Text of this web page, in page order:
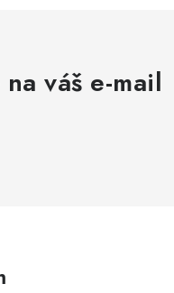
váš e-mail